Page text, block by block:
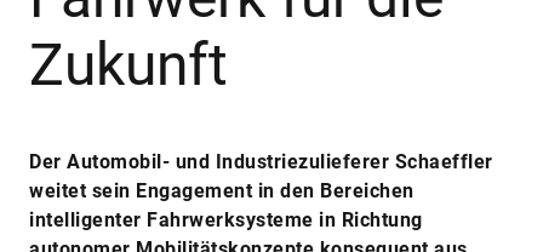
Zukunft
Der Automobil- und Industriezulieferer Schaeffler
weitet sein Engagement in den Bereichen
intelligenter Fahrwerksysteme in Richtung